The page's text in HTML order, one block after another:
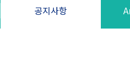
공지사항